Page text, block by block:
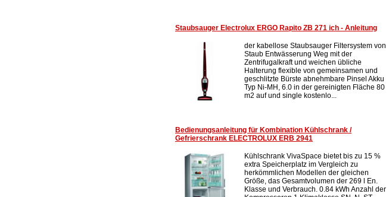
Staubsauger Electrolux ERGO Rapito ZB 271 ich - Anleitung
der kabellose Staubsauger Filtersystem von
Staub Entwässerung Weg mit der
Zentrifugalkraft und weichen übliche
Halterung flexible von gemeinsamen und
geschlitzte Bürste abnehmbare Pinsel Akku
Typ Ni-MH, 6.0 in der gereinigten Fläche 80
m2 auf und single kostenlo...
Bedienungsanleitung für Kombination Kühlschrank /
Gefrierschrank ELECTROLUX ERB 2941
Kühlschrank VivaSpace bietet bis zu 15 %
extra Speicherplatz im Vergleich zu
herkömmlichen Modellen der gleichen
Größe, das Gesamtvolumen der 269 l En.
Klasse und Verbrauch. 0.84 kWh Anzahl der